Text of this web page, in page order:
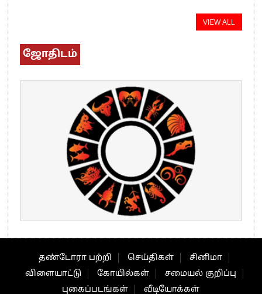
VIEW ALL
ஜோதிடம்
தண்டோரா பற்றி செய்திகள்
சினிமா
விளையாட்டு
கோயில்கள்
சமையல் குறிப்பு
புகைப்படங்கள்
வீடியோக்கள்